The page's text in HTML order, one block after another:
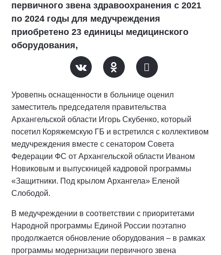
первичного звена здравоохранения с 2021
по 2024 годы для медучреждения
приобретено 23 единицы медицинского
оборудования,
Уровепнь оснащенности в больнице оценил
заместитель председателя правительства
Архангельской области Игорь Скубенко, который
посетил Коряжемскую ГБ и встретился с коллективом
медучреждения вместе с сенатором Совета
Федерации ФС от Архангельской области Иваном
Новиковым и выпускницей кадровой программы
«Защитники. Под крылом Архангела» Еленой
Слободой.
В медучреждении в соответствии с приоритетами
Народной программы Единой России поэтапно
продолжается обновление оборудования – в рамках
программы модернизации первичного звена